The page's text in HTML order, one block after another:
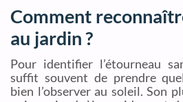
Comment
au jardin ?
Pour identifier l’étourneau
suffit souvent de prendre
bien l’observer au soleil. Son